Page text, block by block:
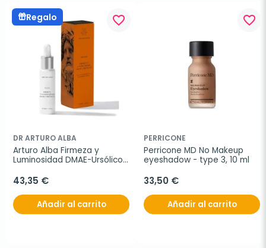
Regalo favorite_border
DR ARTURO ALBA
Arturo Alba Firmeza y
Luminosidad DMAE-Ursólico,
43,35 €
Añadir al carrito
favorite_border
PERRICONE
Perricone MD No Makeup
eyeshadow - type 3, 10 ml
33,50 €
Añadir al carrito